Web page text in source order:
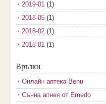
2019-01(1)
2018-05(1)
2018-02(1)
2018-01(1)
2017-11
2017-10(3)
2017-08(3)
Връзки
Онлайн аптека Benu
Сънна апнея от Emedo